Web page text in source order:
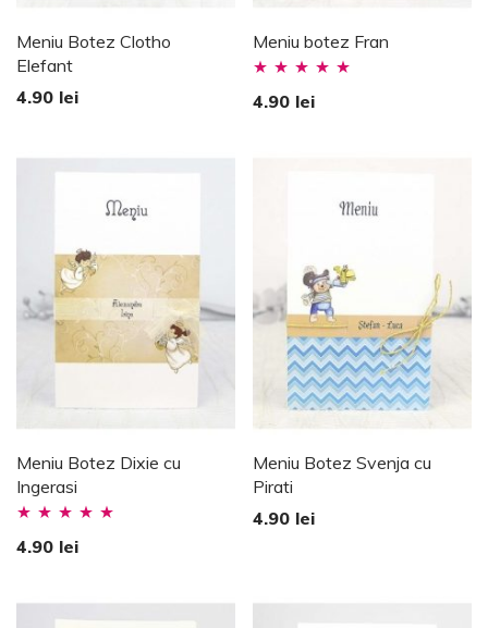
Meniu Botez Clotho
Elefant
4.90 lei
Meniu botez Fran
Evaluat la
4.90 lei
Meniu Botez Dixie cu
Ingerasi
Evaluat la
4.90 lei
Meniu Botez Svenja cu
Pirati
4.90 lei